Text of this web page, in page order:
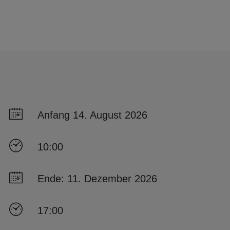
Anfang 14. August 2026
10:00
Ende: 11. Dezember 2026
17:00